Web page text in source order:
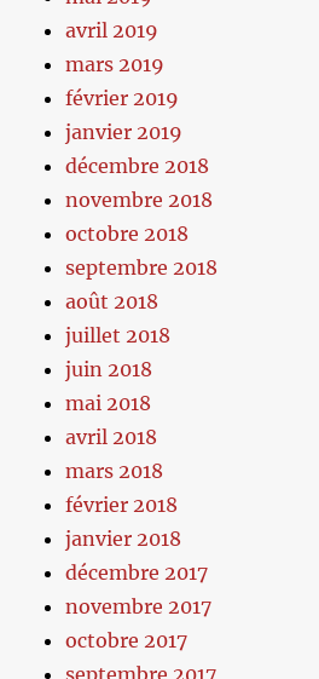
avril 2019
mars 2019
février 2019
janvier 2019
décembre 2018
novembre 2018
octobre 2018
septembre 2018
août 2018
juillet 2018
juin 2018
mai 2018
avril 2018
mars 2018
février 2018
janvier 2018
décembre 2017
novembre 2017
octobre 2017
septembre 2017